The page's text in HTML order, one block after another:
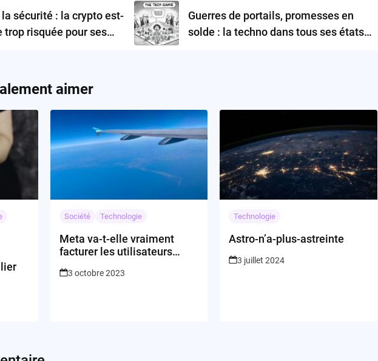
la sécurité : la crypto est-
trop risquée pour ses
Guerres de portails, promesses en
solde : la techno dans tous ses états
aimer
Société Technologie
Meta va-t-elle vraiment
facturer les utilisateurs
Europe?
3 octobre 2023
Technologie
Astro-n’a-plus-astreinte
3 juillet 2024